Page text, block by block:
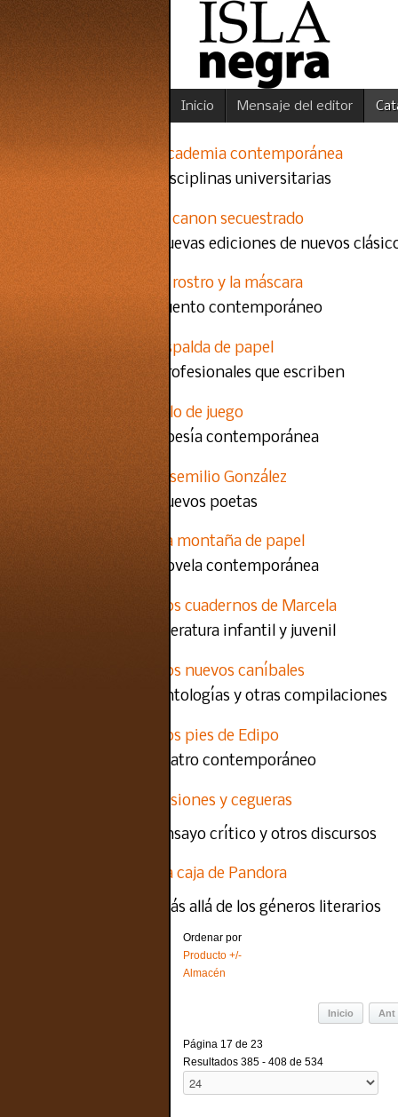
Inicio Mensaje del editor
Academia contemporánea
disciplinas universitarias
El canon secuestrado
nuevas ediciones de nuevos
El rostro y la máscara
cuento contemporáneo
Espalda de papel
profesionales que escriben
Filo de juego
poesía contemporánea
Josemilio González
nuevos poetas
La montaña de papel
novela contemporánea
Los cuadernos de Marcela
literatura infantil y juvenil
Los nuevos caníbales
antologías y otras compilaciones
Los pies de Edipo
teatro contemporáneo
Visiones y cegueras
ensayo crítico y otros discursos
La caja de Pandora
más allá de los géneros literarios
Ordenar por
Producto +/-
Almacén
Inicio Ant
Página 17 de 23
Resultados 385 - 408 de 534